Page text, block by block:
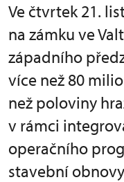
Ve čtvrtek 21.
na zámku ve
západního
více než 80
než poloviny
v rámci
operačního
stavební